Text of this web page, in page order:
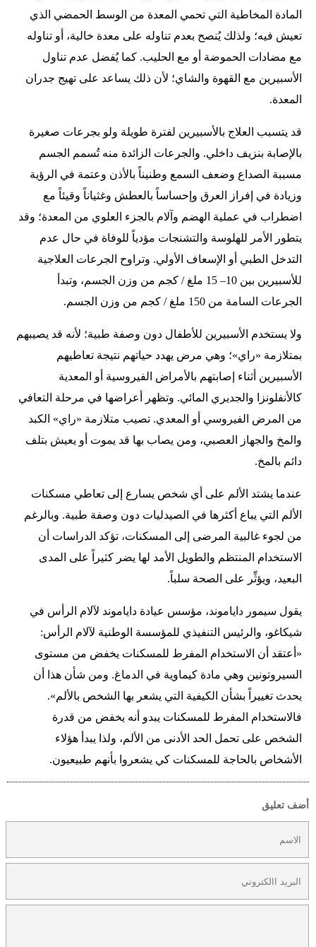
المادة المخاطية التي تحمي المعدة من الوسط الحمضي الذي
تعيش فيه؛ ولذلك يُنصح بعدم تناوله على معدة خالية، أو تناوله
مع مضادات الحموضة أو مع الحليب. كما يُفضل عدم تناول
الأسبيرين مع القهوة والشاي؛ لأن ذلك يساعد على تهيج جدران
المعدة.
قد يتسبب العلاج بالأسبيرين لفترة طويلة ولو بجرعات صغيرة
بالإصابة بنزيف داخلي. والجرعات الزائدة منه تُسمم الجسم
مسببة الصداع وضعف السمع وطنيناً بالأذن وعتمة في الرؤية
وزيادة في إفراز العرق وإحساساً بالعطش وغثياناً وقيئاً مع
اضطراب في عملية الهضم وآلام بالجزء العلوي من المعدة؛ وقد
يتطور الأمر للهلوسة والتشنجات مؤدياً للوفاة في حال عدم
التدخل الطبي أو الإسعاف الأولي. وتراوح الجرعات العلاجية
للأسبيرين بين 10– 15 ملغ / كجم من وزن الجسم، وتبدأ
الجرعات السامة من 150 ملغ / كجم من وزن الجسم.
ولا يستخدم الأسبيرين للأطفال دون وصفة طبية؛ لأنه قد يصيبهم
بمتلازمة «راي»؛ وهي مرض يهدد حياتهم نتيجة تعاطيهم
الأسبيرين أثناء إصابتهم بالأمراض الفيروسية أو المعدية
كالأنفلونزا والجديري المائي. وتظهر أعراضها في مرحلة التعافي
من المرض الفيروسي أو المعدي. تصيب متلازمة «راي» الكبد
والمخ والجهاز العصبي، ومن يصاب بها قد يموت أو يعيش بتلف
دائم بالمخ.
عندما يشتد الألم على أي شخص يسارع إلى تعاطي مسكنات
الألم التي يباع أكثرها في الصيدليات دون وصفة طبية. وبالرغم
من لجوء غالبية المرضى إلى المسكنات، تؤكد الدراسات أن
الاستخدام المنتظم والطويل الأمد لها يضر كثيراً على المدى
البعيد، ويؤثِّر على الصحة سلباً.
يقول سيمور داياموند، مؤسس عيادة داياموند لآلام الرأس في
شيكاغو، والرئيس التنفيذي للمؤسسة الوطنية لآلام الرأس:
«أعتقد أن الاستخدام المفرط للمسكنات يخفض من مستوى
السيروتونين وهي مادة كيماوية في الدماغ. ومن شأن هذا أن
يحدث تغييراً بشأن الكيفية التي يشعر بها الشخص بالألم».
فالاستخدام المفرط للمسكنات يبدو أنه يخفض من قدرة
الشخص على تحمل الحد الأدنى من الألم، ولذا يبدأ هؤلاء
الأشخاص بالحاجة للمسكنات كي يشعروا بأنهم طبيعيون.
أضف تعليق